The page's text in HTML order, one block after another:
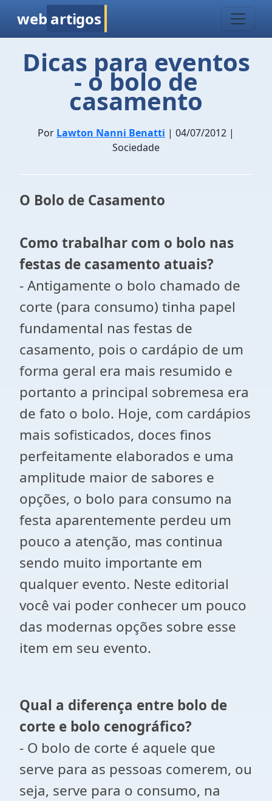
web artigos
Dicas para eventos
- o bolo de
casamento
Por Lawton Nanni Benatti | 04/07/2012 |
Sociedade
O Bolo de Casamento
Como trabalhar com o bolo nas
festas de casamento atuais?
- Antigamente o bolo chamado de
corte (para consumo) tinha papel
fundamental nas festas de
casamento, pois o cardápio de um
forma geral era mais resumido e
portanto a principal sobremesa era
de fato o bolo. Hoje, com cardápios
mais sofisticados, doces finos
perfeitamente elaborados e uma
amplitude maior de sabores e
opções, o bolo para consumo na
festa aparentemente perdeu um
pouco a atenção, mas continua
sendo muito importante em
qualquer evento. Neste editorial
você vai poder conhecer um pouco
das modernas opções sobre esse
item em seu evento.
Qual a diferença entre bolo de
corte e bolo cenográfico?
- O bolo de corte é aquele que
serve para as pessoas comerem, ou
seja, serve para o consumo, na